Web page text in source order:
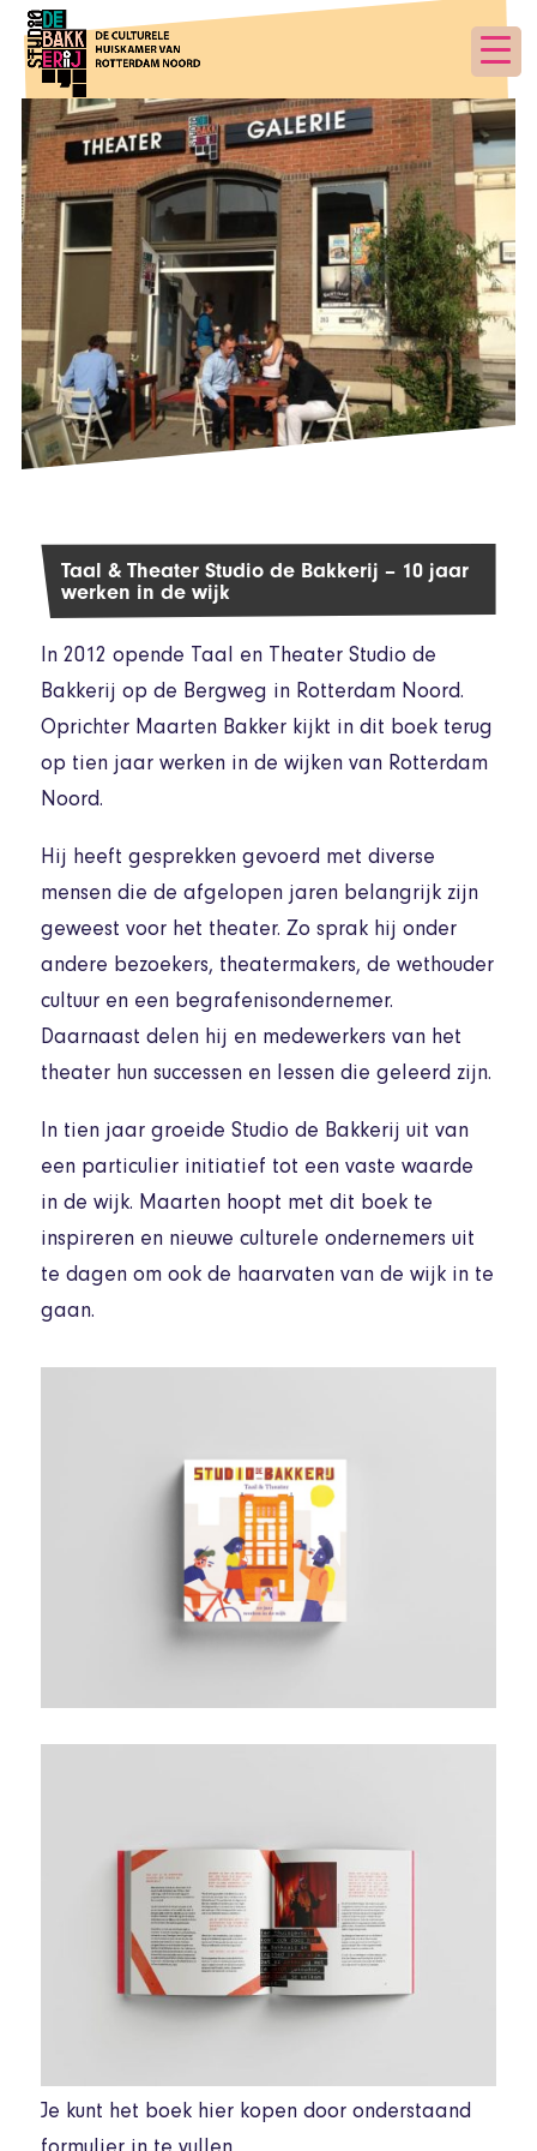
Taal & Theater Studio de Bakkerij – 10 jaar
werken in de wijk
In 2012 opende Taal en Theater Studio de
Bakkerij op de Bergweg in Rotterdam Noord.
Oprichter Maarten Bakker kijkt in dit boek terug
op tien jaar werken in de wijken van Rotterdam
Noord.
Hij heeft gesprekken gevoerd met diverse
mensen die de afgelopen jaren belangrijk zijn
geweest voor het theater. Zo sprak hij onder
andere bezoekers, theatermakers, de wethouder
cultuur en een begrafenisondernemer.
Daarnaast delen hij en medewerkers van het
theater hun successen en lessen die geleerd zijn.
In tien jaar groeide Studio de Bakkerij uit van
een particulier initiatief tot een vaste waarde
in de wijk. Maarten hoopt met dit boek te
inspireren en nieuwe culturele ondernemers uit
te dagen om ook de haarvaten van de wijk in te
gaan.
Je kunt het boek hier kopen door onderstaand